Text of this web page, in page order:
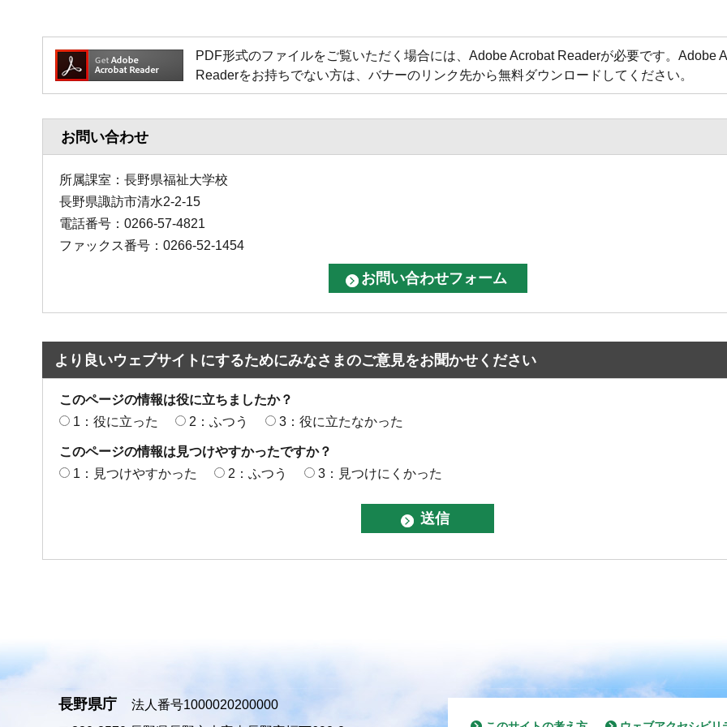
PDF形式のファイルをご覧いただく場合には、Adobe Acrobat Readerが必要です。Adobe
Readerをお持ちでない方は、バナーのリンク先から無料ダウンロードしてください。
お問い合わせ
所属課室：長野県福祉大学校
長野県諏訪市清水2-2-15
電話番号：0266-57-4821
ファックス番号：0266-52-1454
より良いウェブサイトにするためにみなさまのご意見をお聞かせください
このページの情報は役に立ちましたか？
1：役に立った
2：ふつう 3：役に立たなかった
このページの情報は見つけやすかったですか？
1：見つけやすかった
2：ふつう 3：見つけにくかった
長野県庁
法人番号1000020200000